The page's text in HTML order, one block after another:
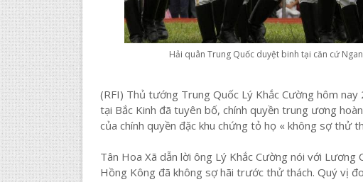
Hải quân Trung Quốc duyệt binh tại căn cứ
(RFI) Thủ tướng Trung Quốc Lý Khắc Cường hôm
tại Bắc Kinh đã tuyên bố, chính quyền trung ương
của chính quyền đặc khu chứng tỏ họ « không sợ thử
Tân Hoa Xã dẫn lời ông Lý Khắc Cường nói với Lương
Hồng Kông đã không sợ hãi trước thử thách. Quý vị